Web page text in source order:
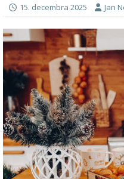
15. decembra 2025 Jan